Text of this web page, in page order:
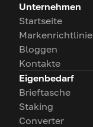
Unternehmen
Startseite
Markenrichtlinie
Bloggen
Kontakte
Eigenbedarf
Brieftasche
Staking
Converter